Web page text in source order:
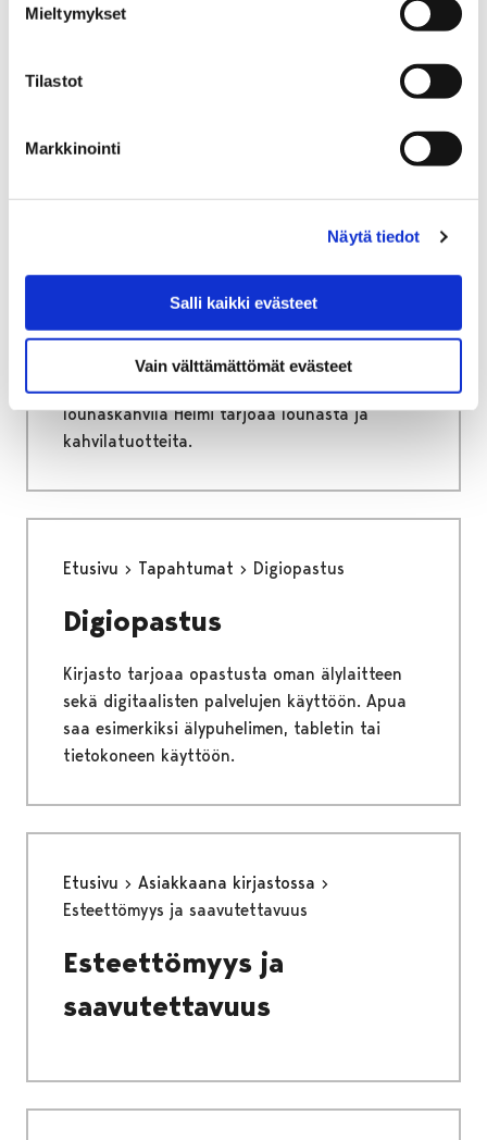
Mieltymykset
Tilastot
Markkinointi
Näytä tiedot
Salli kaikki evästeet
Vain välttämättömät evästeet
Etusivu
Etusivu Palvelut Lounaskahvila Helmi
Lounaskahvila Helmi
Pääkirjaston yhteydessä sijaitseva
lounaskahvila Helmi tarjoaa lounasta ja
kahvilatuotteita.
Etusivu Tapahtumat Digiopastus
Digiopastus
Kirjasto tarjoaa opastusta oman älylaitteen
sekä digitaalisten palvelujen käyttöön. Apua
saa esimerkiksi älypuhelimen, tabletin tai
tietokoneen käyttöön.
Etusivu
Asiakkaana kirjastossa
Esteettömyys ja saavutettavuus
Esteettömyys ja
saavutettavuus